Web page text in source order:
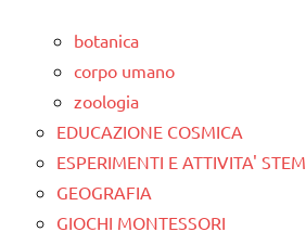
botanica
corpo umano
zoologia
EDUCAZIONE COSMICA
ESPERIMENTI E ATTIVITA' STEM
GEOGRAFIA
GIOCHI MONTESSORI